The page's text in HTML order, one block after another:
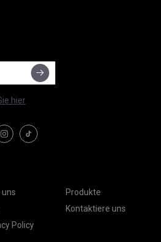
hier
uns
Produkte
Kontaktiere uns
Policy